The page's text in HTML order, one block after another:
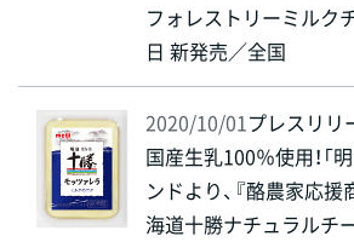
フォレストリーミルク
日 新発売／全国
2020/10/01プレスリリ
国産生乳100％使用！「
ンドより、『酪農家応援
海道十勝ナチュラルチ